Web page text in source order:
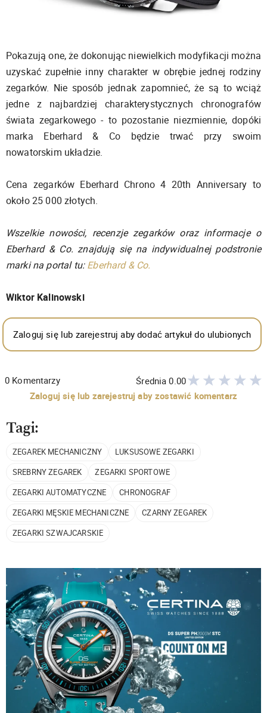
Pokazują one, że dokonując niewielkich modyfikacji można
uzyskać zupełnie inny charakter w obrębie jednej rodziny
zegarków. Nie sposób jednak zapomnieć, że są to wciąż
jedne z najbardziej charakterystycznych chronografów
świata zegarkowego - to pozostanie niezmiennie, dopóki
marka Eberhard & Co będzie trwać przy swoim
nowatorskim układzie.
Cena zegarków Eberhard Chrono 4 20th Anniversary to
około 25 000 złotych.
Wszelkie nowości, recenzje zegarków oraz informacje o
Eberhard & Co. znajdują się na indywidualnej podstronie
marki na portal tu:Eberhard & Co.
Wiktor Kalinowski
Zaloguj się lub zarejestruj aby dodać artykuł do ulubionych
0 Komentarzy Średnia0.00
Zaloguj się lub zarejestruj aby zostawić komentarz
Tagi:
ZEGAREK MECHANICZNY
LUKSUSOWE ZEGARKI
SREBRNY ZEGAREK
ZEGARKI SPORTOWE
ZEGARKI AUTOMATYCZNE
CHRONOGRAF
ZEGARKI MĘSKIE MECHANICZNE
CZARNY ZEGAREK
ZEGARKI SZWAJCARSKIE